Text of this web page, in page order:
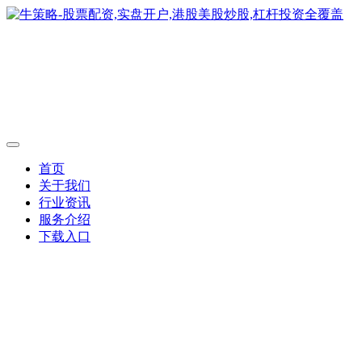
首页
关于我们
行业资讯
服务介绍
下载入口